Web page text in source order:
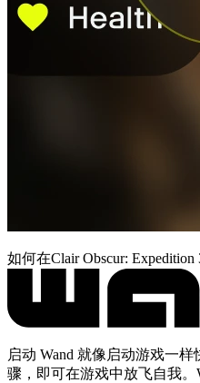
如何在Clair Obscur: Expedition
启动 Wand 就像启动游戏一
骤，即可在游戏中放飞自我